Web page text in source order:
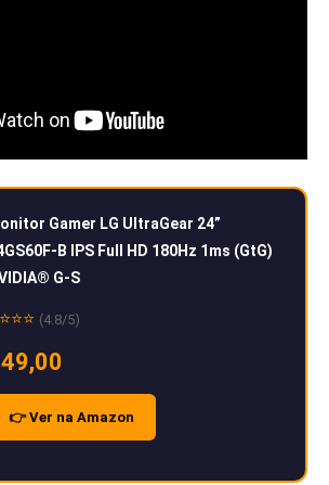
Gamer LG UltraGear 24”
B IPS Full HD 180Hz 1ms (GtG)
G-S
(4.8/5)
👉 Ver na Amazon